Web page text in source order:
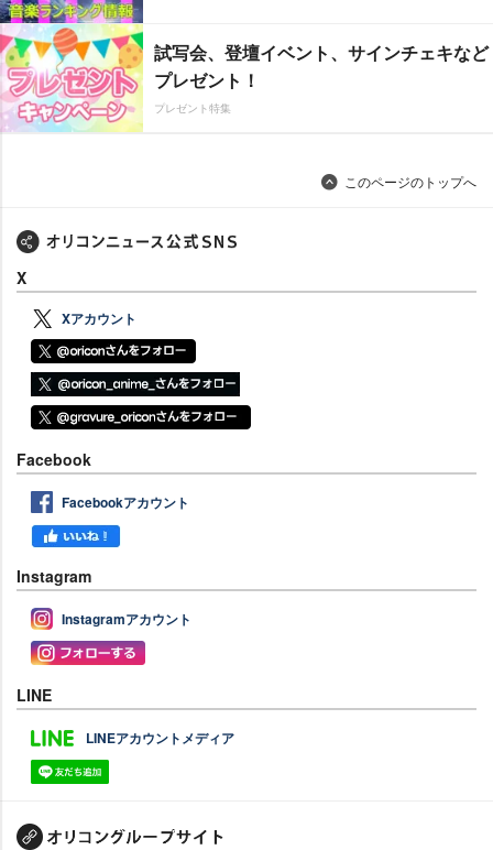
試写会、登壇イベント、サインチェキなど
プレゼント！
プレゼント特集
このページのトップへ
X
Xアカウント
Facebook
Facebookアカウント
Instagram
Instagramアカウント
LINE
LINEアカウントメディア